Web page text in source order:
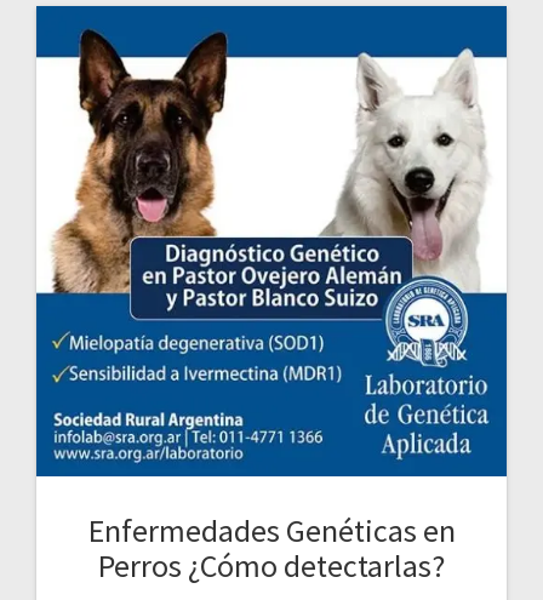
Enfermedades Genéticas en
Perros ¿Cómo detectarlas?